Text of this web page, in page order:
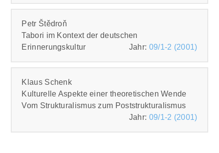
PDF
Petr Štědroň
Tabori im Kontext der deutschen
Erinnerungskultur
Jahr: 09/1-2 (2001)
PDF
Klaus Schenk
Kulturelle Aspekte einer theoretischen Wende
Vom Strukturalismus zum Poststrukturalismus
Jahr: 09/1-2 (2001)